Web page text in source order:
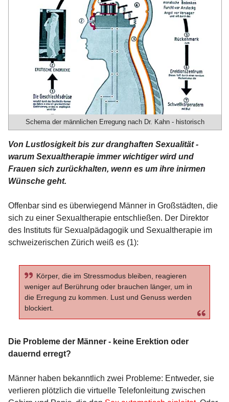
Schema der männlichen Erregung nach Dr. Kahn - historisch
Von Lustlosigkeit bis zur dranghaften Sexualität -
warum Sexualtherapie immer wichtiger wird und
Frauen sich zurückhalten, wenn es um ihre inirmen
Wünsche geht.
Offenbar sind es überwiegend Männer in Großstädten, die
sich zu einer Sexualtherapie entschließen. Der Direktor
des Instituts für Sexualpädagogik und Sexualtherapie im
schweizerischen Zürich weiß es (1):
Körper, die im Stressmodus bleiben, reagieren
weniger auf Berührung oder brauchen länger, um in
die Erregung zu kommen. Lust und Genuss werden
blockiert.
Die Probleme der Männer - keine Erektion oder
dauernd erregt?
Männer haben bekanntlich zwei Probleme: Entweder, sie
verlieren plötzlich die virtuelle Telefonleitung zwischen